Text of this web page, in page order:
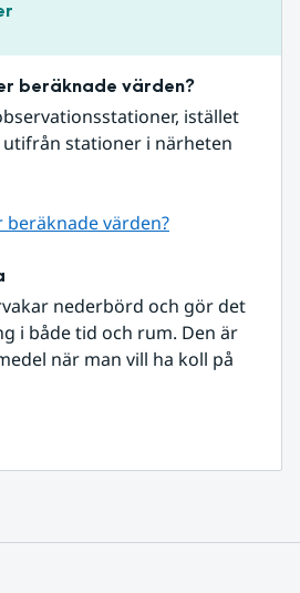
beräknade värden?
istället
stationer i närheten
värden?
nederbörd och gör det
i både tid och rum. Den är
när man vill ha koll på